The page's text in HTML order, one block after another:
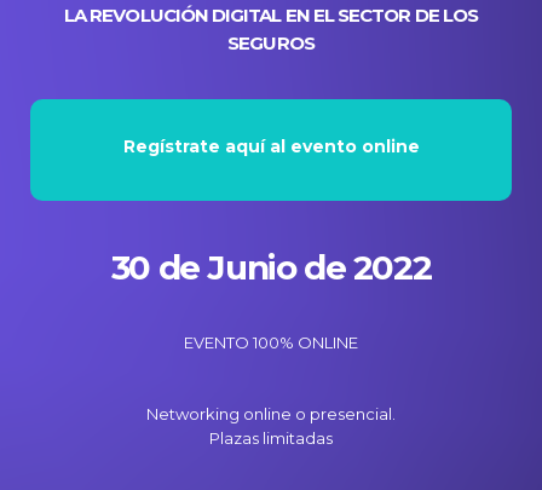
LA REVOLUCIÓN DIGITAL EN EL SECTOR DE LOS
SEGUROS
Regístrate aquí al evento online
30 de Junio de 2022
EVENTO 100% ONLINE
Networking online o presencial.
Plazas limitadas